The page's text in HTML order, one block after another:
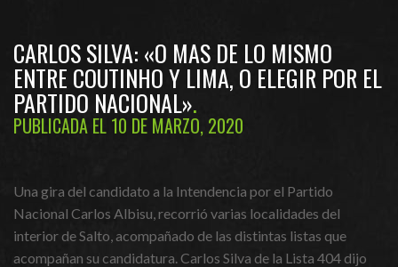
CARLOS SILVA: «O MAS DE LO MISMO
ENTRE COUTINHO Y LIMA, O ELEGIR POR EL
PARTIDO NACIONAL»
PUBLICADA EL 10 DE MARZO, 2020
Una gira del candidato a la Intendencia por el Partido
Nacional Carlos Albisu, recorrió varias localidades del
interior de Salto, acompañado de las distintas listas que
acompañan su candidatura. Carlos Silva de la Lista 404 dijo